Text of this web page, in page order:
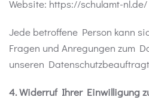
Website: https://schulamt-nl.de/
Jede betroffene Person kann
Fragen und Anregungen zum
unseren
4. Widerruf Ihrer Einwilligung